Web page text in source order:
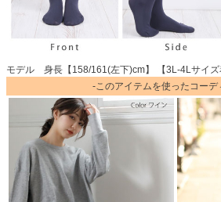
モデル 身長【158/161(左下)cm】 【3L-4Lサイズ
-このアイテムを使ったコーデ